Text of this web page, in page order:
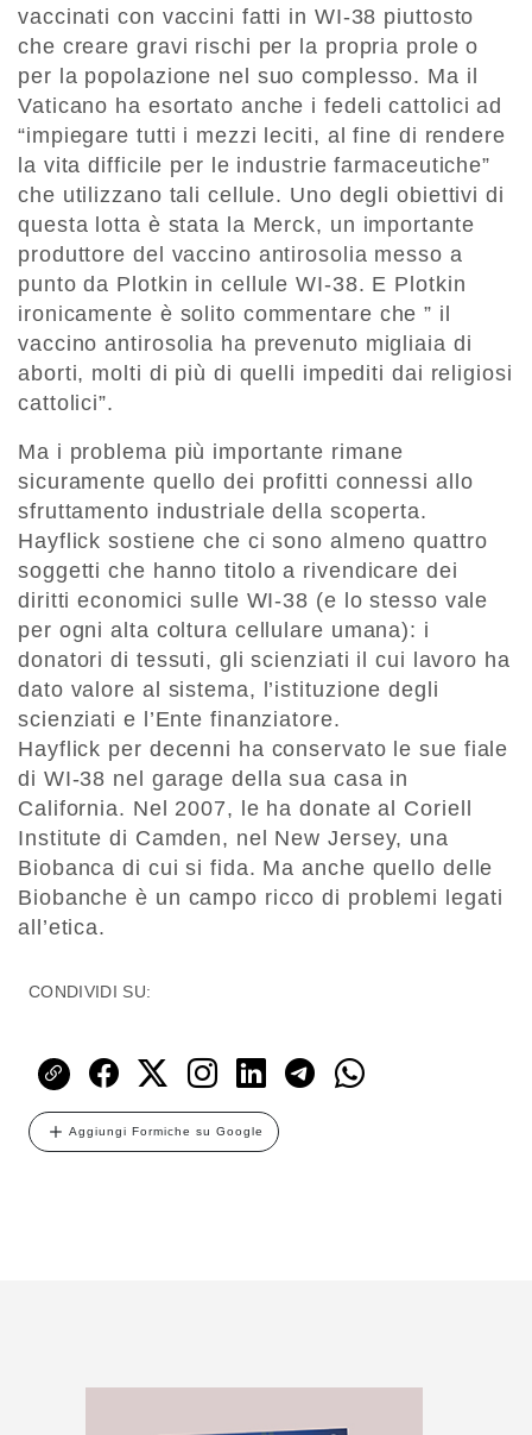
vaccinati con vaccini fatti in WI-38 piuttosto
che creare gravi rischi per la propria prole o
per la popolazione nel suo complesso. Ma il
Vaticano ha esortato anche i fedeli cattolici ad
“impiegare tutti i mezzi leciti, al fine di rendere
la vita difficile per le industrie farmaceutiche”
che utilizzano tali cellule. Uno degli obiettivi di
questa lotta è stata la Merck, un importante
produttore del vaccino antirosolia messo a
punto da Plotkin in cellule WI-38. E Plotkin
ironicamente è solito commentare che ” il
vaccino antirosolia ha prevenuto migliaia di
aborti, molti di più di quelli impediti dai religiosi
cattolici”.
Ma i problema più importante rimane
sicuramente quello dei profitti connessi allo
sfruttamento industriale della scoperta.
Hayflick sostiene che ci sono almeno quattro
soggetti che hanno titolo a rivendicare dei
diritti economici sulle WI-38 (e lo stesso vale
per ogni alta coltura cellulare umana): i
donatori di tessuti, gli scienziati il cui lavoro ha
dato valore al sistema, l’istituzione degli
scienziati e l’Ente finanziatore.
Hayflick per decenni ha conservato le sue fiale
di WI-38 nel garage della sua casa in
California. Nel 2007, le ha donate al Coriell
Institute di Camden, nel New Jersey, una
Biobanca di cui si fida. Ma anche quello delle
Biobanche è un campo ricco di problemi legati
all’etica.
CONDIVIDI SU:
Aggiungi Formiche su Google